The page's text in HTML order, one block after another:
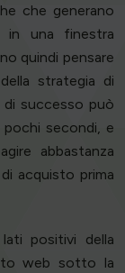
che generano
in una finestra
quindi pensare
strategia di
di successo può
secondi, e
abbastanza
acquisto prima
positivi della
web sotto la